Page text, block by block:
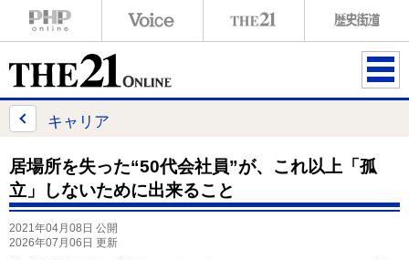
ME
キャリア
居場所を失った“50代会社員”が、これ以上「孤
立」しないために出来ること
2021年04月08日 公開
2026年07月06日 更新